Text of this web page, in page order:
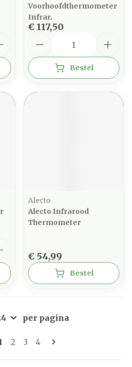
Voorhoofdthermometer
Infrar.
€ 117,50
Bestel
Alecto
Alecto Infrarood
Thermometer
€ 54,99
Bestel
Pagina's
lees momenteel pagina
Pagina
2 Pagina
3 Pagina
4
per pagina